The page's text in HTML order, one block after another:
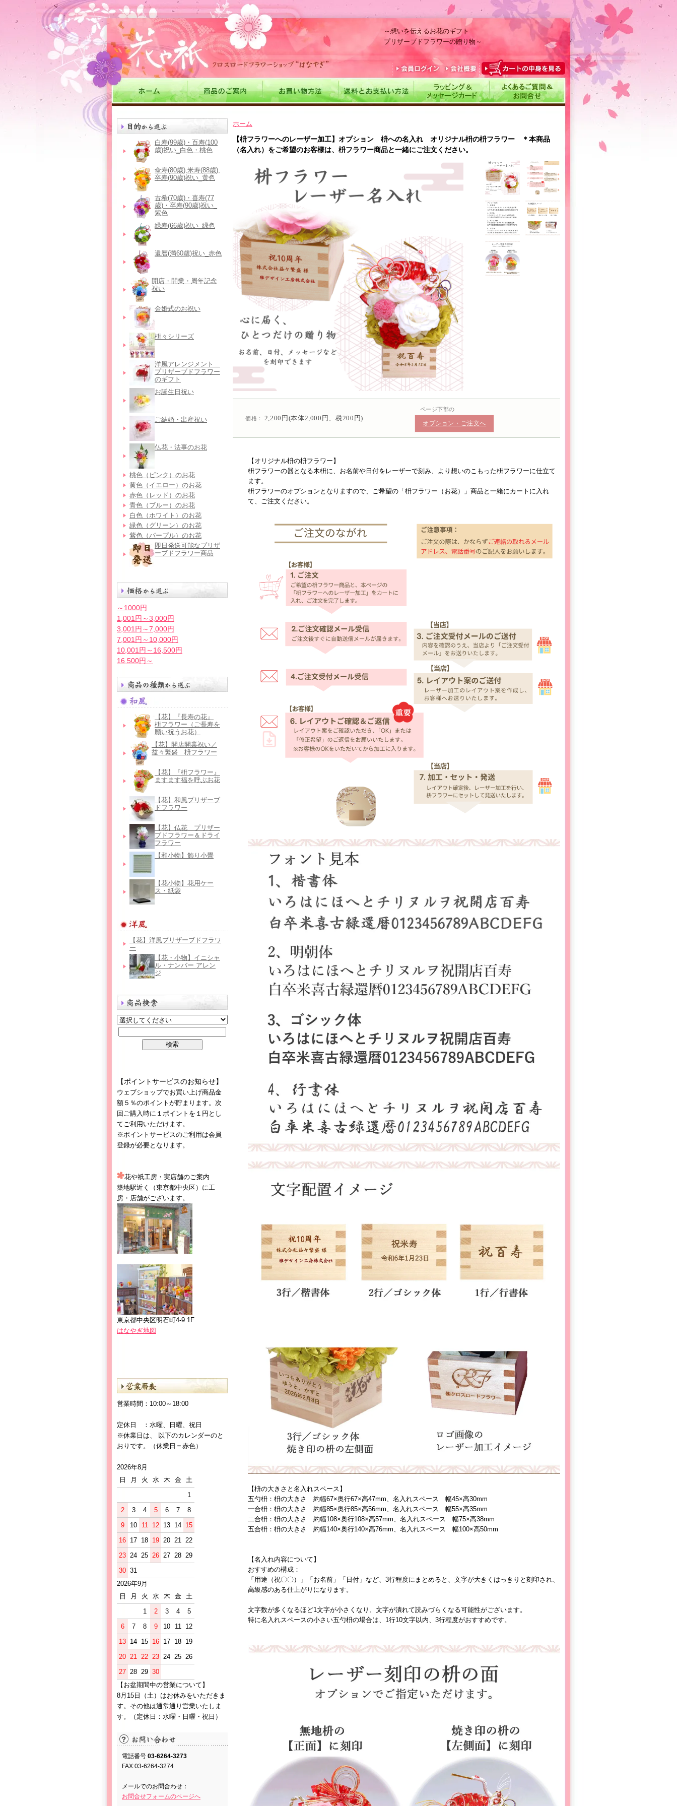
～想いを伝えるお花のギフト
プリザーブドフラワーの贈り物～
白寿(99歳)・百寿(100
歳)祝い_白色・桃色
傘寿(80歳),米寿(88歳),
卒寿(90歳)祝い_黄色
古希(70歳)・喜寿(77
歳)・卒寿(90歳)祝い_
紫色
緑寿(66歳)祝い_緑色
還暦(満60歳)祝い_赤色
開店・開業・周年記念
祝い
金婚式のお祝い
枡々シリーズ
洋風アレンジメント＿
プリザーブドフラワー
のギフト
お誕生日祝い
ご結婚・出産祝い
仏花・法事のお花
桃色（ピンク）のお花
黄色（イエロー）のお花
赤色（レッド）のお花
青色（ブルー）のお花
白色（ホワイト）のお花
緑色（グリーン）のお花
紫色（パープル）のお花
即日発送可能なプリザ
ーブドフラワー商品
～1000円
1,001円～3,000円
3,001円～7,000円
7,001円～10,000円
10,001円～16,500円
16,500円～
【花】『長寿の花』
枡フラワー（ご長寿を
願い祝うお花）
【花】開店開業祝い／
益々繁盛 枡フラワー
【花】『枡フラワー』
ますます福を呼ぶお花
【花】和風プリザーブ
ドフラワー
【花】仏花＿プリザー
ブドフラワー＆ドライ
フラワー
【和小物】飾り小畳
【花小物】花用ケー
ス・紙袋
【花】洋風プリザーブドフラワ
ー
【花・小物】イニシャ
ル・ナンバー アレン
ジ
【ポイントサービスのお知らせ】
ウェブショップでお買い上げ商品金
額５％のポイントが貯まります。次
回ご購入時に１ポイントを１円とし
てご利用いただけます。
※ポイントサービスのご利用は会員
登録が必要となります。
花や祇工房・実店舗のご案内
築地駅近く（東京都中央区）に工
房・店舗がございます。
東京都中央区明石町4-9 1F
はなやぎ地図
営業時間：10:00～18:00
定休日 ：水曜、日曜、祝日
※休業日は、 以下のカレンダーのと
おりです。（休業日＝赤色）
2026年8月
日
月 火 水 木 金
土
1
2
3 4 5 6 7
8
9
10 11 12 13 14 15
16 17 18 19 20 21
22
23 24 25 26 27 28 29
30 31
2026年9月
日
月 火 水 木 金
土
1
2 3 4
5
6
7 8 9 10 11
12
13 14 15 16 17 18 19
20 21 22 23 24 25 26
27 28 29 30
【お盆期間中の営業について】
8月15日（土）はお休みをいただきま
す。その他は通常通り営業いたしま
す。（定休日：水曜・日曜・祝日）
電話番号 03-6264-3273
FAX:03-6264-3274
メールでのお問合わせ：
お問合せフォームのページへ
ホーム
【枡フラワーへのレーザー加工】オプション 枡への名入れ オリジナル枡の枡フラワー ＊本商品
（名入れ）をご希望のお客様は、枡フラワー商品と一緒にご注文ください。
価格： 2,200円(本体2,000円、税200円)
ページ下部の
オプション・ご注文へ
【オリジナル枡の枡フラワー】
枡フラワーの器となる木枡に、お名前や日付をレーザーで刻み、より想いのこもった枡フラワーに仕立て
ます。
枡フラワーのオプションとなりますので、ご希望の「枡フラワー（お花）」商品と一緒にカートに入れ
て、ご注文ください。
【枡の大きさと名入れスペース】
五勺枡：枡の大きさ 約幅67×奥行67×高47mm、名入れスペース 幅45×高30mm
一合枡：枡の大きさ 約幅85×奥行85×高56mm、名入れスペース 幅55×高35mm
二合枡：枡の大きさ 約幅108×奥行108×高57mm、名入れスペース 幅75×高38mm
五合枡：枡の大きさ 約幅140×奥行140×高76mm、名入れスペース 幅100×高50mm
【名入れ内容について】
おすすめの構成：
「用途（祝〇〇）」「お名前」「日付」など、3行程度にまとめると、文字が大きくはっきりと刻印され、
高級感のある仕上がりになります。
文字数が多くなるほど1文字が小さくなり、文字が潰れて読みづらくなる可能性がございます。
特に名入れスペースの小さい五勺枡の場合は、1行10文字以内、3行程度がおすすめです。